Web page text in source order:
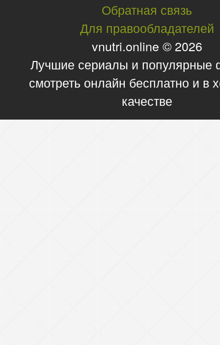
Обратная связь
Для правообладателей
vnutri.online © 2026
Лучшие сериалы и
смотреть онлайн бесплатно и в
качестве